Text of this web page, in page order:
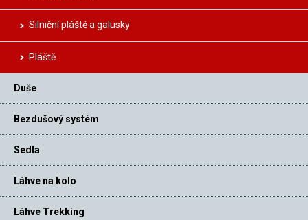
Silniční pláště a galusky
Pláště
Duše
Bezdušový systém
Sedla
Láhve na kolo
Láhve Trekking